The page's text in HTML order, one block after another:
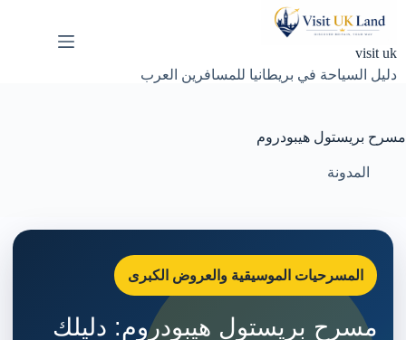
visit uk
دليل السياحة في بريطانيا للمسافرين العرب
مسرح بريستول هيبودروم
المدونة
المسرحيات الموسيقية والعروض الكبرى
مسرح بريستول هيبودروم: دليلك